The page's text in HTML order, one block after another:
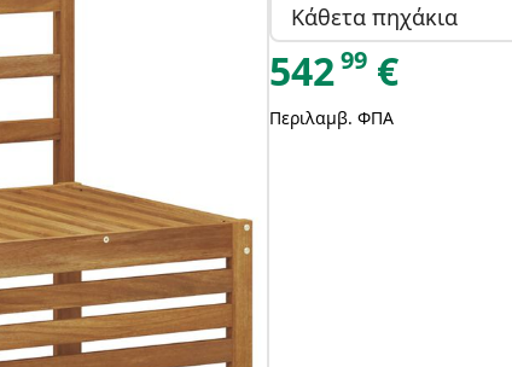
Κάθετα πηχάκια
54299 €
Περιλαμβ. ΦΠΑ